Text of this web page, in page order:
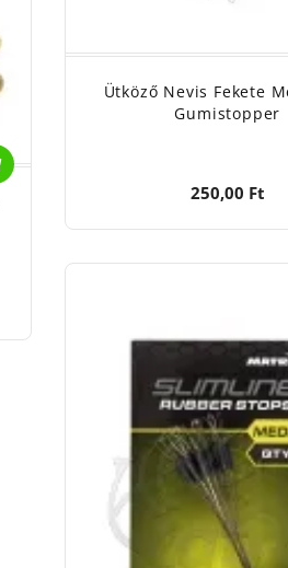
Ütköző Nevis Fekete
Gumistopper
250,00 Ft